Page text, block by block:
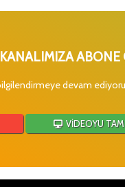
bilgilendirmeye devam
VİDEOYU TAM